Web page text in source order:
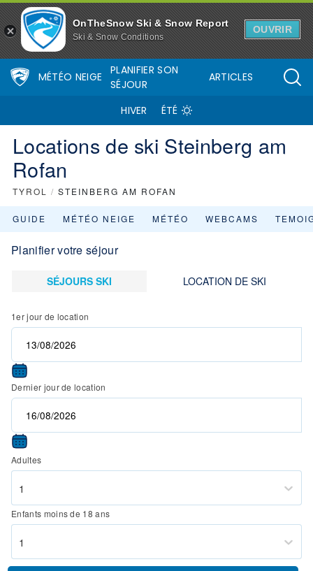
OnTheSnow Ski & Snow Report
Ski & Snow Conditions
OUVRIR
MÉTÉO NEIGE
PLANIFIER SON
SÉJOUR
ARTICLES
HIVER ÉTÉ
Locations de ski Steinberg am
Rofan
TYROL / STEINBERG AM ROFAN
GUIDE MÉTÉO NEIGE MÉTÉO WEBCAMS
Planifier votre séjour
SÉJOURS SKI LOCATION DE SKI
1er jour de location
Dernier jour de location
Adultes
1
Enfants moins de 18 ans
1